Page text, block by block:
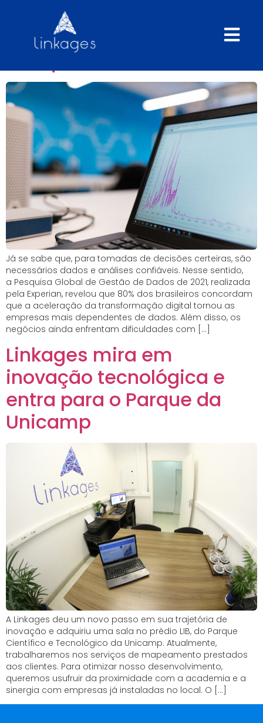
Qual o impacto da falta de
dados para a expansão de
franquias?
Já se sabe que, para tomadas de decisões certeiras, são
necessários dados e análises confiáveis. Nesse sentido,
a Pesquisa Global de Gestão de Dados de 2021, realizada
pela Experian, revelou que 80% dos brasileiros concordam
que a aceleração da transformação digital tornou as
empresas mais dependentes de dados. Além disso, os
negócios ainda enfrentam dificuldades com […]
Linkages mira em
inovação tecnológica e
entra para o Parque da
Unicamp
A Linkages deu um novo passo em sua trajetória de
inovação e adquiriu uma sala no prédio LIB, do Parque
Científico e Tecnológico da Unicamp. Atualmente,
trabalharemos nos serviços de mapeamento prestados
aos clientes. Para otimizar nosso desenvolvimento,
queremos usufruir da proximidade com a academia e a
sinergia com empresas já instaladas no local. O […]